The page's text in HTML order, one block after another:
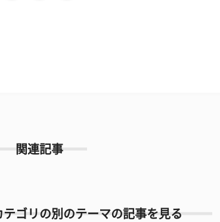
関連記事
テゴリの別のテーマの記事を見る